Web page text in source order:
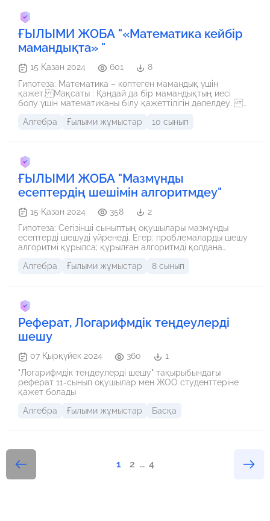
ҒЫЛЫМИ ЖОБА "«Математика кейбір
мамандықта» "
15 Қазан 2024 601
8
Гипотеза: Математика – көптеген мамандық үшін
қажет. Мақсаты : Қандай да бір мамандықтың иесі
болу үшін математиканы білу қажеттілігін дәлелдеу.
Өзектілігі: Математиканың әрбір мамандықтағы
Алгебра Ғылыми жұмыстар 10 сынып
ҒЫЛЫМИ ЖОБА "Мазмұнды
есептердің шешімін алгоритмдеу"
15 Қазан 2024 358
2
Гипотеза: Сегізінші сыныптың оқушылары мазмұнды
есептерді шешуді үйренеді. Егер: проблемаларды шешу
алгоритмі құрылса; құрылған алгоритмді қолдана
сабақтар жоспарланса. мазмұнды есептерді дербес
Алгебра Ғылыми жұмыстар 8 сынып
Реферат, Логарифмдік теңдеулерді
шешу
07 Қырқүйек 2024 360
1
"Логарифмдік теңдеулерді шешу" тақырыбындағы
реферат 11-сынып оқушылар мен ЖОО студенттеріне
қажет болады
Алгебра
Ғылыми жұмыстар Басқа
1 2 ... 4